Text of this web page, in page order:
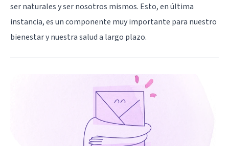
ser naturales y ser nosotros mismos. Esto, en última
instancia, es un componente muy importante para nuestro
bienestar y nuestra salud a largo plazo.